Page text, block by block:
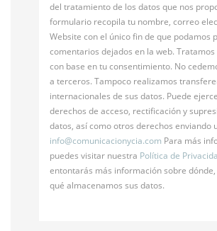
del tratamiento de los datos que nos
formulario recopila tu nombre, correo
Website con el único fin de que podamos
comentarios dejados en la web. Tratamos
con base en tu consentimiento. No
a terceros. Tampoco realizamos
internacionales de sus datos. Puede
derechos de acceso, rectificación y
datos, así como otros derechos enviando
info@comunicacionycia.com Para más
puedes visitar nuestra Política de
entontarás más información sobre
qué almacenamos sus datos.